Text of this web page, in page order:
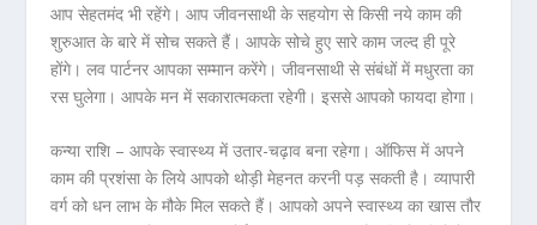
आप सेहतमंद भी रहेंगे। आप जीवनसाथी के सहयोग से किसी नये काम की
शुरुआत के बारे में सोच सकते हैं। आपके सोचे हुए सारे काम जल्द ही पूरे
होंगे। लव पार्टनर आपका सम्मान करेंगे। जीवनसाथी से संबंधों में मधुरता का
रस घुलेगा। आपके मन में सकारात्मकता रहेगी। इससे आपको फायदा होगा।
कन्या राशि – आपके स्वास्थ्य में उतार-चढ़ाव बना रहेगा। ऑफिस में अपने
काम की प्रशंसा के लिये आपको थोड़ी मेहनत करनी पड़ सकती है। व्यापारी
वर्ग को धन लाभ के मौके मिल सकते हैं। आपको अपने स्वास्थ्य का खास तौर